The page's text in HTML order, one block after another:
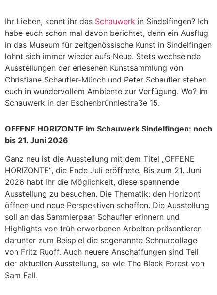
Ihr Lieben, kennt ihr das Schauwerk in Sindelfingen? Ich
habe euch schon mal davon berichtet, denn ein Ausflug
in das Museum für zeitgenössische Kunst in Sindelfingen
lohnt sich immer wieder aufs Neue. Stets wechselnde
Ausstellungen der erlesenen Kunstsammlung von
Christiane Schaufler-Münch und Peter Schaufler stehen
euch in wundervollem Ambiente zur Verfügung. Wo? Im
Schauwerk in der Eschenbrünnlestraße 15.
OFFENE HORIZONTE im Schauwerk Sindelfingen: noch
bis 21. Juni 2026
Ganz neu ist die Ausstellung mit dem Titel „OFFENE
HORIZONTE“, die Ende Juli eröffnete. Bis zum 21. Juni
2026 habt ihr die Möglichkeit, diese spannende
Ausstellung zu besuchen. Die Thematik: den Horizont
öffnen und neue Perspektiven schaffen. Die Ausstellung
soll an das Sammlerpaar Schaufler erinnern und
Highlights von früh erworbenen Arbeiten präsentieren –
darunter zum Beispiel die sogenannte Schnurcollage
von Fritz Ruoff. Auch neuere Anschaffungen sind Teil
der aktuellen Ausstellung, so wie The Black Forest von
Sam Fall.